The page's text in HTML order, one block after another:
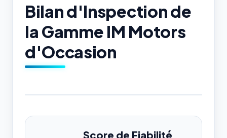
Bilan d'Inspection de
la Gamme IM Motors
d'Occasion
Score de Fiabilité